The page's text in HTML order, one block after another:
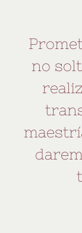
no